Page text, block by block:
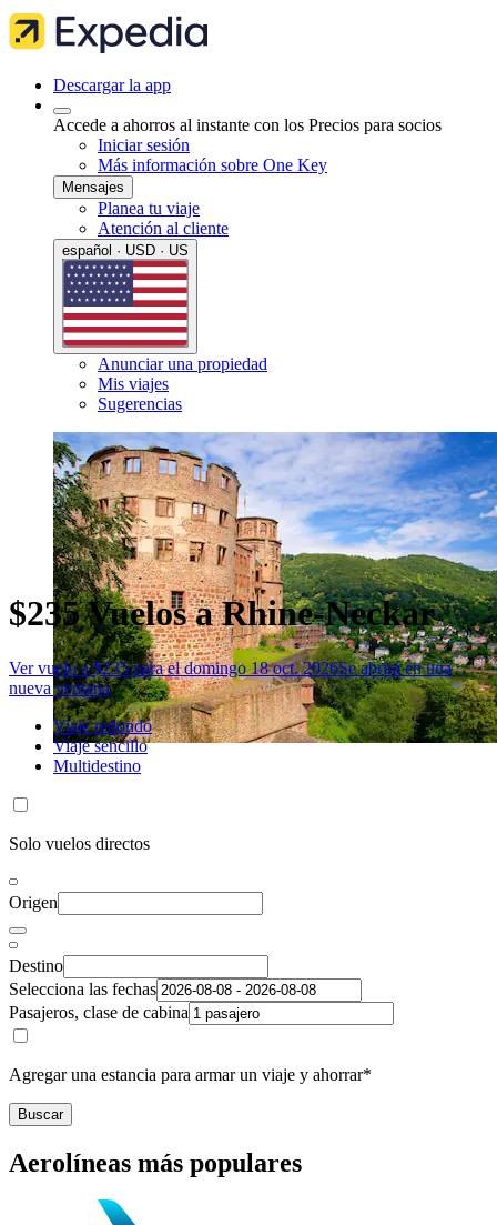
Descargar la app
Accede a ahorros al instante con los Precios para socios
Iniciar sesión
Más información sobre One Key
Mensajes
Planea tu viaje
Atención al cliente
español · USD · US
Anunciar una propiedad
Mis viajes
Sugerencias
$235 Vuelos a Rhine-Neckar
Ver vuelo a $235 para el domingo 18 oct. 2026Se abrirá en una
nueva ventana
Viaje redondo
Viaje sencillo
Multidestino
Solo vuelos directos
Origen
Destino
Selecciona las fechas
Pasajeros, clase de cabina
Agregar una estancia para armar un viaje y ahorrar*
Buscar
Aerolíneas más populares